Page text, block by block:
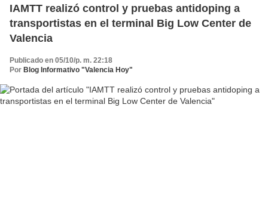
IAMTT realizó control y pruebas antidoping a
transportistas en el terminal Big Low Center de
Valencia
Publicado en 05/10/p. m. 22:18
Por Blog Informativo "Valencia Hoy"